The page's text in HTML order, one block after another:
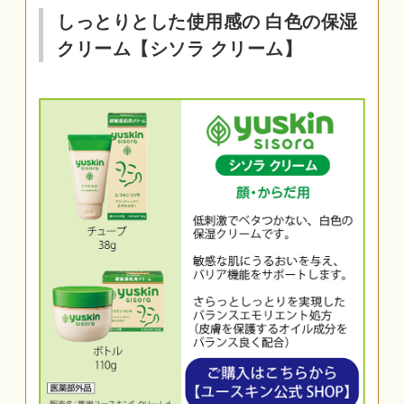
しっとりとした使用感の 白色の保湿
クリーム【シソラ クリーム】